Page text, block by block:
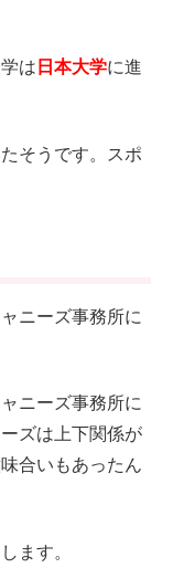
学は 日本大学に進
そうです。スポ
ニーズ事務所に
ニーズ事務所に
ズは上下関係が
合いもあったん
ます。